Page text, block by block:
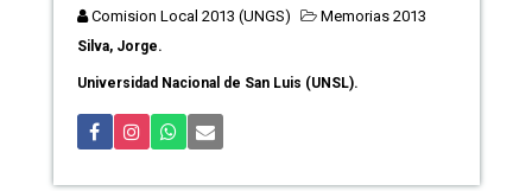
Comision Local 2013 (UNGS) Memorias 2013
Silva, Jorge.
Universidad Nacional de San Luis (UNSL).